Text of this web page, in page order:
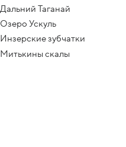
Дальний Таганай
Озеро Ускуль
Инзерские зубчатки
Митькины скалы